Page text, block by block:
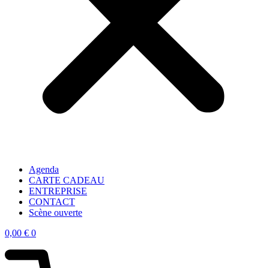
Agenda
CARTE CADEAU
ENTREPRISE
CONTACT
Scène ouverte
0,00 € 0